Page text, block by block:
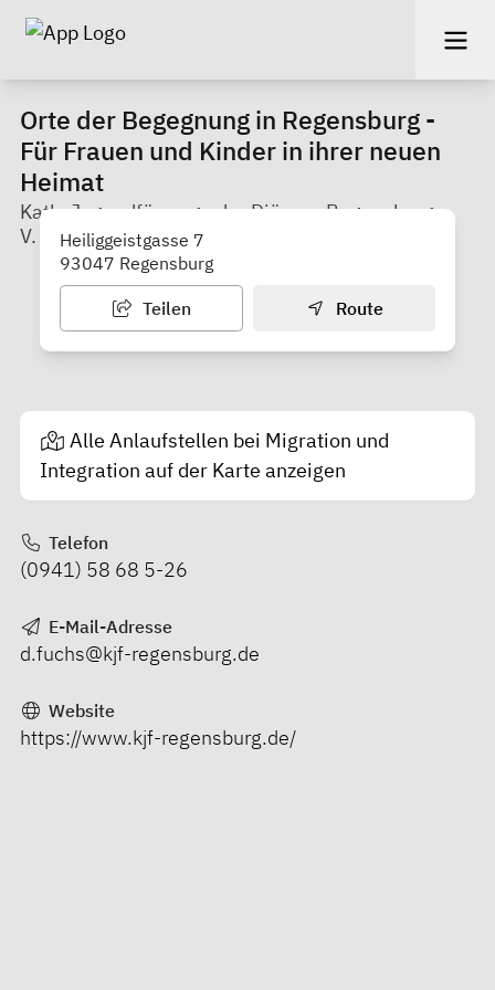
Orte der Begegnung in Regensburg -
Für Frauen und Kinder in ihrer neuen
Heimat
Kath. Jugendfürsorge der Diözese Regensburg e.
V.
Heiliggeistgasse 7
93047 Regensburg
Teilen Route
Alle Anlaufstellen bei Migration und
Integration auf der Karte anzeigen
Telefon
(0941) 58 68 5-26
E-Mail-Adresse
d.fuchs@kjf-regensburg.de
Website
https://www.kjf-regensburg.de/